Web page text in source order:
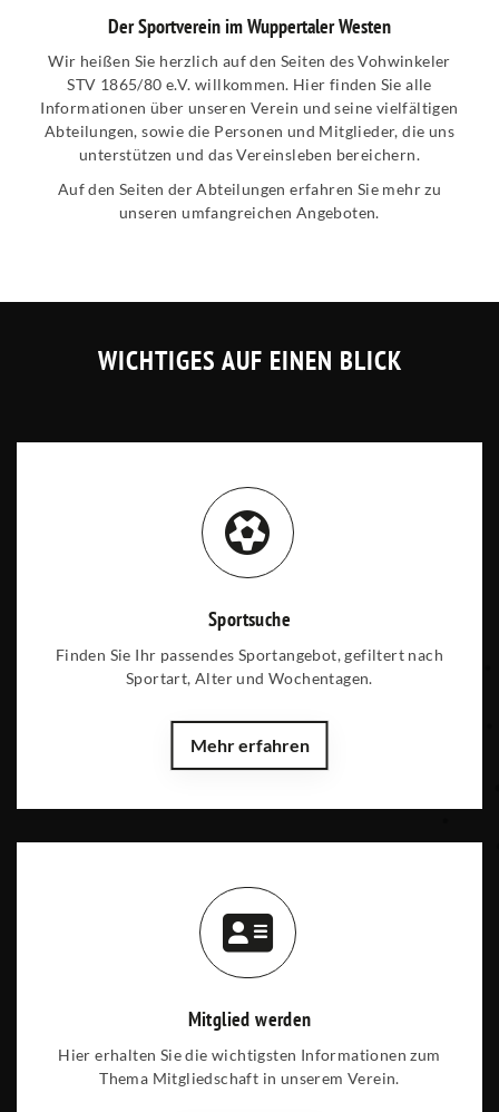
Der Sportverein im Wuppertaler Westen
Wir heißen Sie herzlich auf den Seiten des Vohwinkeler
STV 1865/80 e.V. willkommen. Hier finden Sie alle
Informationen über unseren Verein und seine vielfältigen
Abteilungen, sowie die Personen und Mitglieder, die uns
unterstützen und das Vereinsleben bereichern.
Auf den Seiten der Abteilungen erfahren Sie mehr zu
unseren umfangreichen Angeboten.
WICHTIGES AUF EINEN BLICK
Sportsuche
Finden Sie Ihr passendes Sportangebot, gefiltert nach
Sportart, Alter und Wochentagen.
Mehr erfahren
Mitglied werden
Hier erhalten Sie die wichtigsten Informationen zum
Thema Mitgliedschaft in unserem Verein.